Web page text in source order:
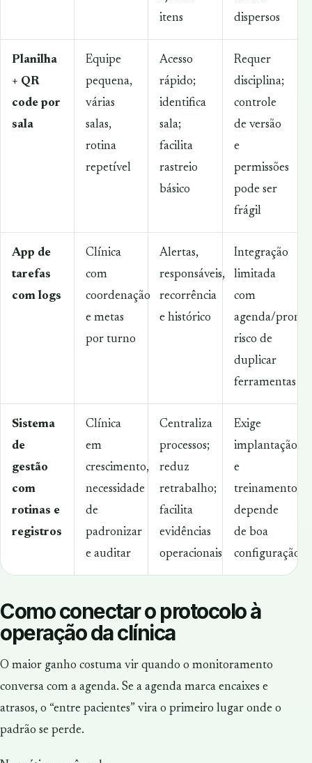
itens
dispersos
Planilha
+ QR
code por
sala
Equipe
pequena,
várias
salas,
rotina
repetível
Acesso
rápido;
identifica
sala;
facilita
rastreio
básico
Requer
disciplina;
controle
de versão
e
permissões
pode ser
frágil
App de
tarefas
com logs
Clínica
com
coordenação
e metas
por turno
Alertas,
responsáveis,
recorrência
e histórico
Integração
limitada
com
agenda/
risco de
duplicar
ferramentas
Sistema
de
gestão
com
rotinas e
registros
Clínica
em
crescimento,
necessidade
de
padronizar
e auditar
Centraliza
processos;
reduz
retrabalho;
facilita
evidências
operacionais
Exige
implantação
e
treinamento;
depende
de boa
configuração
Como conectar o protocolo à
operação da clínica
O maior ganho costuma vir quando o monitoramento
conversa com a agenda. Se a agenda marca encaixes e
atrasos, o “entre pacientes” vira o primeiro lugar onde o
padrão se perde.